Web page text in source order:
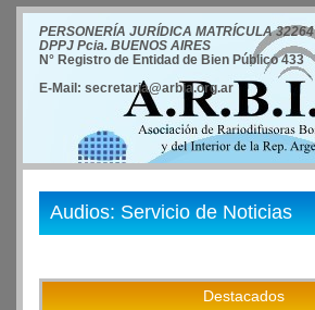
PERSONERÍA JURÍDICA MATRÍCULA 32264
DPPJ Pcia. BUENOS AIRES
N° Registro de Entidad de Bien Público 433
E-Mail: secretaria@arbia.org.ar
Audios: Servicio de Noticias
Destacados